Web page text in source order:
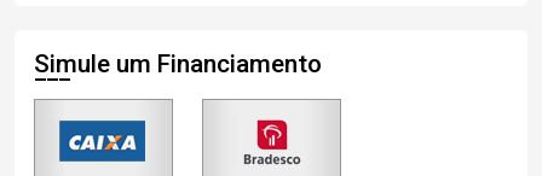
Simule um Financiamento